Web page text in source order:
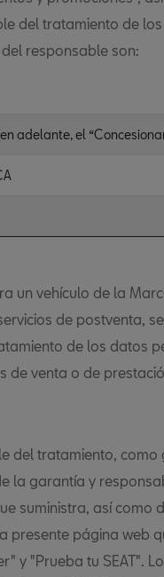
del tratamiento de los
del responsable son:
en adelante, el
un vehículo de la
de postventa,
de los datos
de venta o de
del tratamiento,
la garantía y
suministra, así como
presente página web
y "Prueba tu SEAT".